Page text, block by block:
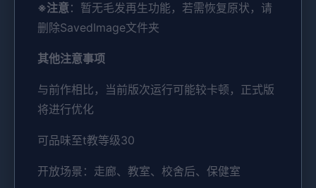
※注意：暂无毛发再生功能，若需恢复原状，请
删除SavedImage文件夹
其他注意事项
与前作相比，当前版次运行可能较卡顿，正式版
将进行优化
可品味至t教等级30
开放场景：走廊、教室、校舍后、保健室